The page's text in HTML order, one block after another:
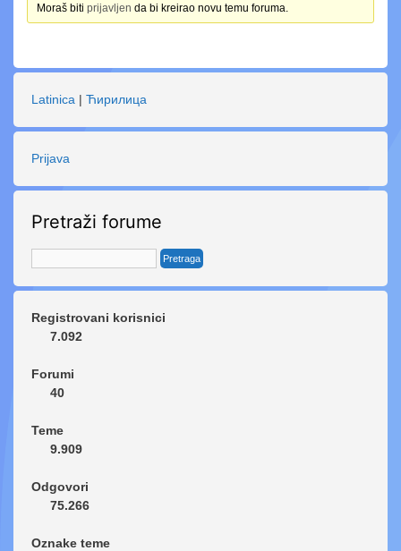
Moraš bitiprijavljen da bi kreirao novu temu foruma.
Latinica | Ћирилица
Prijava
Pretraži forume
Registrovani korisnici
7.092
Forumi
40
Teme
9.909
Odgovori
75.266
Oznake teme